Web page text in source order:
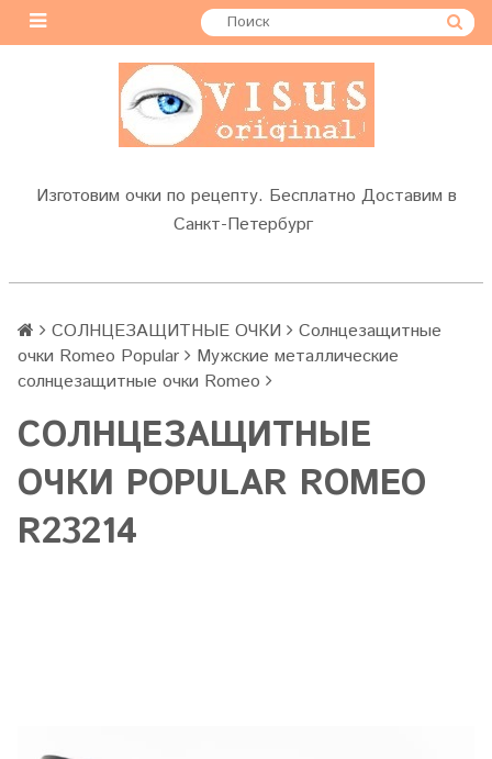
Изготовим очки по рецепту. Бесплатно Доставим в
Санкт-Петербург
СОЛНЦЕЗАЩИТНЫЕ ОЧКИ
Солнцезащитные
очки Romeo Popular
Мужские металлические
солнцезащитные очки Romeo
СОЛНЦЕЗАЩИТНЫЕ
ОЧКИ POPULAR ROMEO
R23214